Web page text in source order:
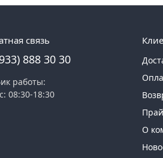
связь
888 30 30
работы:
08:30-18:30
О